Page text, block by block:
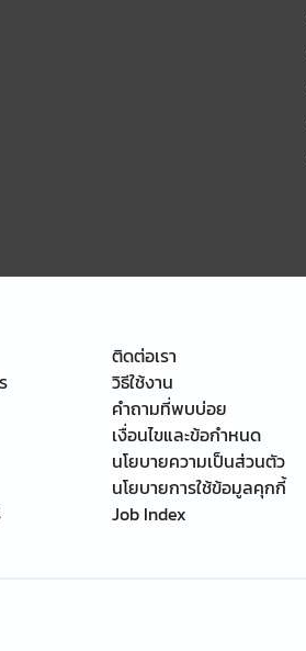
ติดต่อเรา
วิธีใช้งาน
คำถามที่พบบ่อย
เงื่อนไขและข้อกำหนด
นโยบายความเป็นส่วนตัว
นโยบายการใช้ข้อมูลคุกกี้
Job Index